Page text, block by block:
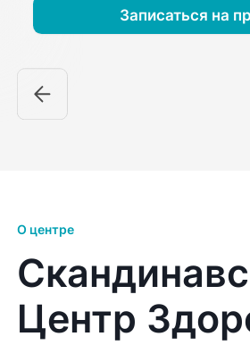
Записаться на
О центре
Центр